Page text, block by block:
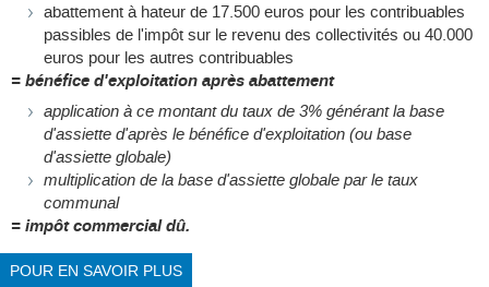
abattement à hateur de 17.500 euros pour les contribuables
passibles de l'impôt sur le revenu des collectivités ou 40.000
euros pour les autres contribuables
= bénéfice d'exploitation après abattement
application à ce montant du taux de 3% générant la base
d'assiette d'après le bénéfice d'exploitation (ou base
d'assiette globale)
multiplication de la base d'assiette globale par le taux
communal
= impôt commercial dû.
POUR EN SAVOIR PLUS